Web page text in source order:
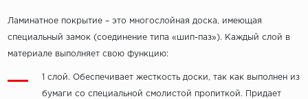
Ламинатное покрытие – это многослойная доска, имеющая
специальный замок (соединение типа «шип-паз»). Каждый слой в
материале выполняет свою функцию:
1 слой. Обеспечивает жесткость доски, так как выполнен из
бумаги со специальной смолистой пропиткой. Придает